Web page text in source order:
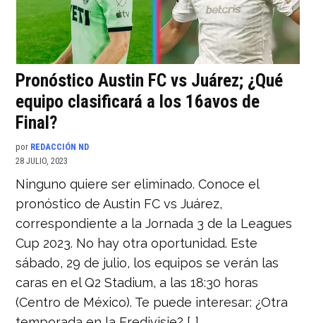
Pronóstico Austin FC vs Juárez; ¿Qué
equipo clasificará a los 16avos de
Final?
por REDACCIÓN ND
28 JULIO, 2023
Ninguno quiere ser eliminado. Conoce el
pronóstico de Austin FC vs Juárez,
correspondiente a la Jornada 3 de la Leagues
Cup 2023. No hay otra oportunidad. Este
sábado, 29 de julio, los equipos se verán las
caras en el Q2 Stadium, a las 18:30 horas
(Centro de México). Te puede interesar: ¿Otra